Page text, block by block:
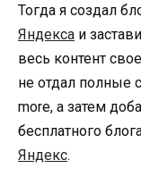
Тогда я создал
Яндекса и
весь контент
не отдал полные
more, а затем
бесплатного
Яндекс.